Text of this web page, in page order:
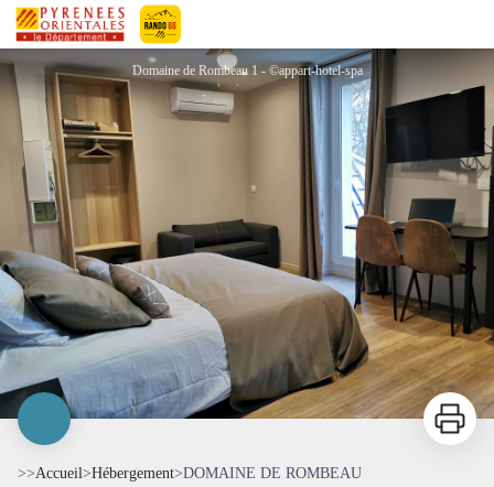
Pyrénées-Orientales Le Département
DOMAINE DE ROMBEAU
Domaine de Rombeau 1 - ©appart-hotel-spa
Imprimer
>>Accueil>Hébergement>DOMAINE DE ROMBEAU